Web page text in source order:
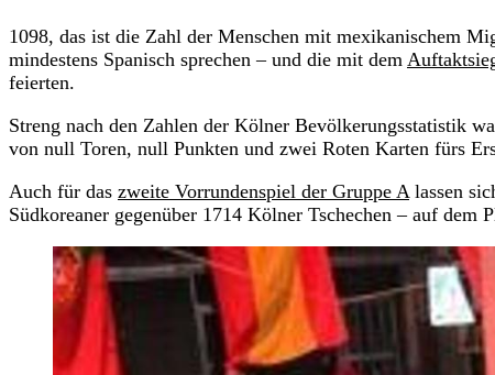
1098, das ist die Zahl der Menschen mit mexikanischem
mindestens Spanisch sprechen – und die mit dem
feierten.
Streng nach den Zahlen der Kölner Bevölkerungsstatistik
von null Toren, null Punkten und zwei Roten Karten fürs
Auch für das zweite Vorrundenspiel der Gruppe Alassen
Südkoreaner gegenüber 1714 Kölner Tschechen – auf dem